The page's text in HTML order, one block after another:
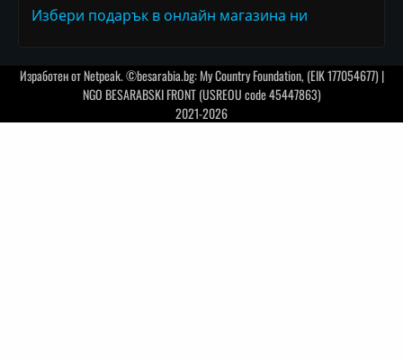
Избери подарък в онлайн магазина ни
Изработен отNetpeak. ©besarabia.bg: My Country Foundation, (EIK 177054677) |
NGO BESARABSKI FRONT (USREOU code 45447863)
2021-2026